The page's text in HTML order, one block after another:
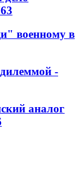
военному в
-
аналог